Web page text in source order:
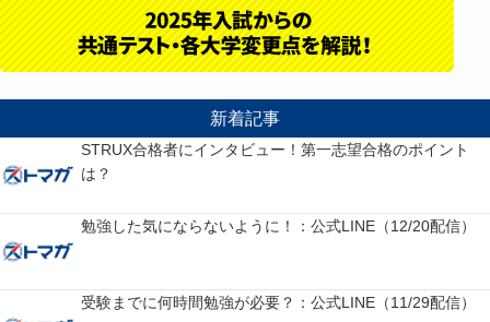
新着記事
STRUX合格者にインタビュー！第一志望合格のポイント
は？
勉強した気にならないように！：公式LINE（12/20配信）
受験までに何時間勉強が必要？：公式LINE（11/29配信）